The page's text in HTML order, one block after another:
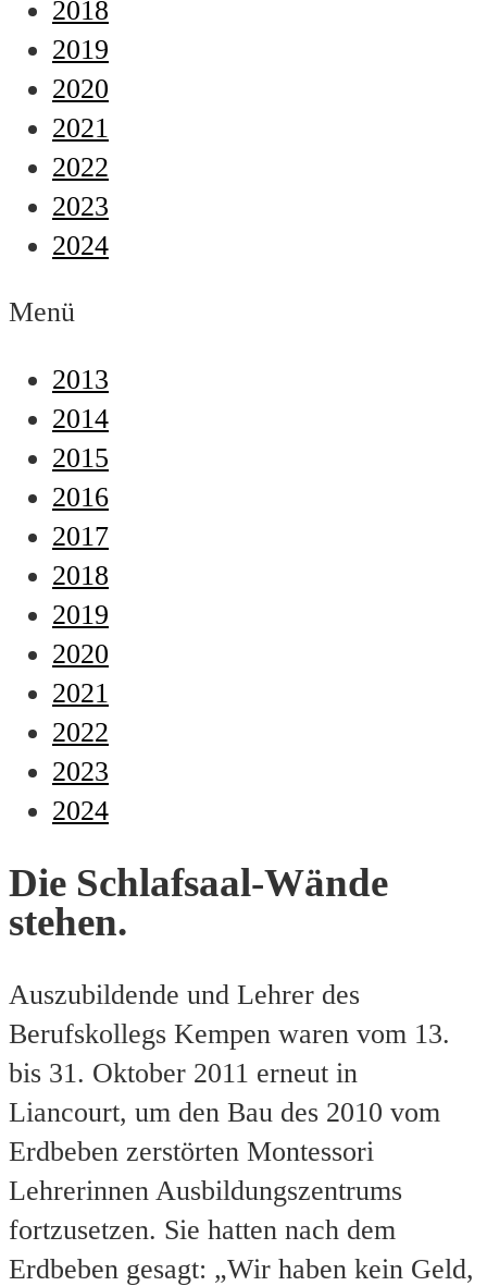
2018
2019
2020
2021
2022
2023
2024
Menü
2013
2014
2015
2016
2017
2018
2019
2020
2021
2022
2023
2024
Die Schlafsaal-Wände
stehen.
Auszubildende und Lehrer des
Berufskollegs Kempen waren vom 13.
bis 31. Oktober 2011 erneut in
Liancourt, um den Bau des 2010 vom
Erdbeben zerstörten Montessori
Lehrerinnen Ausbildungszentrums
fortzusetzen. Sie hatten nach dem
Erdbeben gesagt: „Wir haben kein Geld,